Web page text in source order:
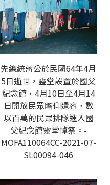
先總統蔣公於民國64年4月
5日逝世，靈堂設置於國父
紀念館，4月10日至4月14
日開放民眾瞻仰遺容，數
以百萬的民眾排隊進入國
父紀念館靈堂悼祭。-
MOFA110064CC-2021-07-
SL00094-046